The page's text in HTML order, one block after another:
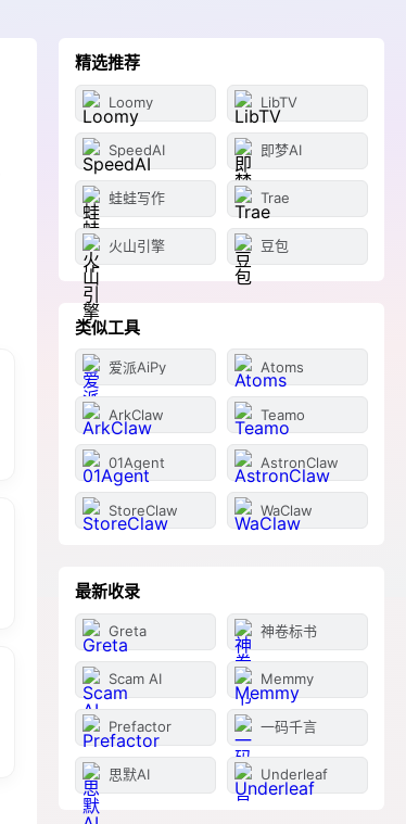
精选推荐
Loomy LibTV
SpeedAI 即梦AI
蛙蛙写作 Trae
火山引擎 豆包
类似工具
爱派AiPy Atoms
ArkClaw Teamo
01Agent AstronClaw
StoreClaw WaClaw
最新收录
Greta 神卷标书
Scam AI Memmy
Prefactor 一码千言
思默AI Underleaf